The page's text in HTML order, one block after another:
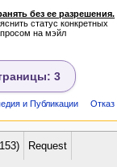
без ее разрешения.
статус конкретных
на мэйл
3
и Публикации
Отказ
Request